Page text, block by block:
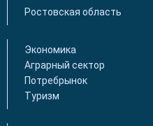
Ростовская область
Экономика
Аграрный сектор
Потребрынок
Туризм